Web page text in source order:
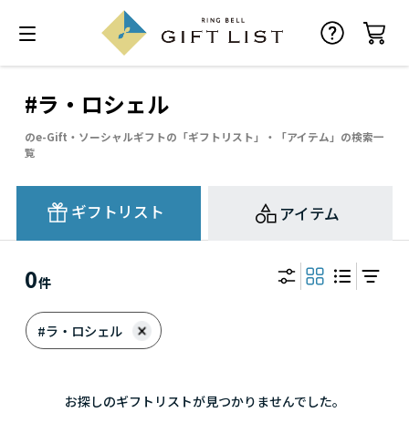
#ラ・ロシェル
のe-Gift・ソーシャルギフトの「ギフトリスト」・「アイテム」の検索一
覧
ギフトリスト アイテム
0件
#ラ・ロシェル
お探しのギフトリストが見つかりませんでした。